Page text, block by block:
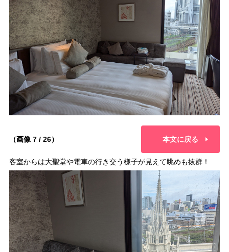
（画像 7 / 26） 本文に戻る
客室からは大聖堂や電車の行き交う様子が見えて眺めも抜群！